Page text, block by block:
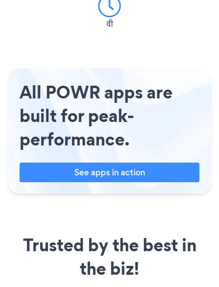
वी
All POWR apps are
built for peak-
performance.
See apps in action
Trusted by the best in
the biz!